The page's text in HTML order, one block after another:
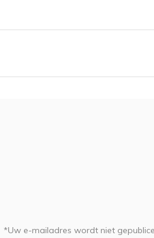
*Uw e-mailadres wordt niet